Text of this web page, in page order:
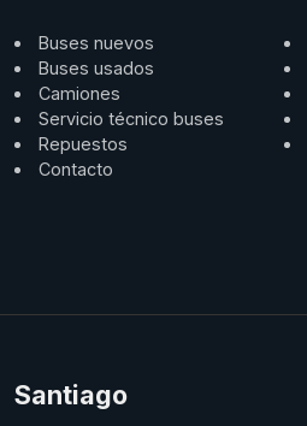
Buses nuevos
Buses usados
Camiones
Servicio técnico buses
Repuestos
Contacto
Santiago